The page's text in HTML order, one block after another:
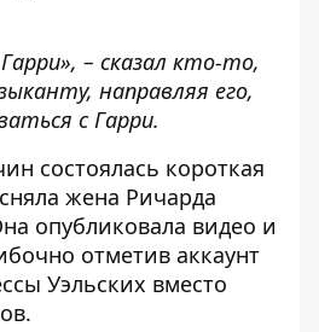
– сказал кто-то,
направляя его,
с Гарри.
состоялась короткая
жена Ричарда
опубликовала видео и
отметив аккаунт
Уэльских вместо
.